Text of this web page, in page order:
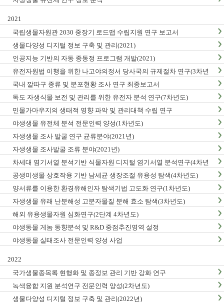
2021
국립생물자원관 2030 중장기 로드맵 수립지원 연구 보고서
생물다양성 디지털 정보 구축 및 관리(2021)
인공지능 기반의 자동 종동정 프로그램 개발(2021)
유전자원법 이행을 위한 나고야의정서 당사국의 규제절차 연구(3차년
도)
국내 깔따구 종류 및 분포현황 조사 연구 최종보고서
독도 자생식물 보전 및 관리를 위한 유전자 분석 연구(7차년도)
민물가마우지의 생태적 영향 파악 및 관리대책 수립 연구
야생생물 유전체 분석 전문인력 양성(1차년도)
자생생물 조사 발굴 연구 균류분야(2021년)
자생생물 조사발굴 조류 분야(2021년)
차세대 염기서열 분석기반 식물자원 디지털 염기서열 분석연구(4차년
도)
공생미생물 상호작용 기반 남세균 생장조절 유용성 탐색(4차년도)
양서류를 이용한 환경유해인자 탐색기법 고도화 연구(1차년도)
자생생물 유래 난분해성 고분자물질 분해 효소 탐색(3차년도)
해외 유용생물자원 심화연구(2단계 4차년도)
야생동물 게놈 동향분석 및 R&D 중점추진영역 설정
야생동물 실태조사 전문인력 양성 사업
2022
국가생물종목록 현행화 및 종정보 관리 기반 강화 연구
녹색융합 지원 분석연구 전문인력 양성(2차년도)
생물다양성 디지털 정보 구축 및 관리(2022년)